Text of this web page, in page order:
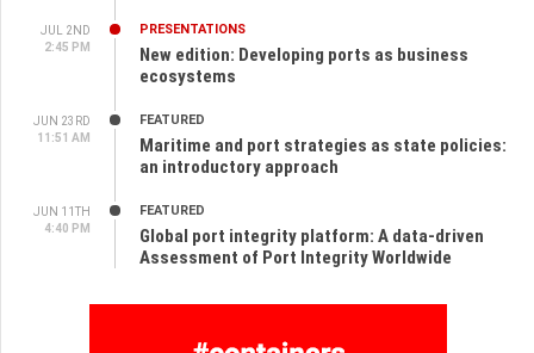
JUL 2ND
2:45 PM
PRESENTATIONS
New edition: Developing ports as business
ecosystems
JUN 23RD
11:51 AM
FEATURED
Maritime and port strategies as state policies:
an introductory approach
JUN 11TH
4:40 PM
FEATURED
Global port integrity platform: A data-driven
Assessment of Port Integrity Worldwide